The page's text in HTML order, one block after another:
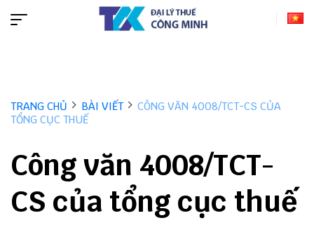
TRANG CHỦ BÀI VIẾT
CÔNG VĂN 4008/TCT-CS CỦA
TỔNG CỤC THUẾ
Công văn 4008/TCT-
CS của tổng cục thuế